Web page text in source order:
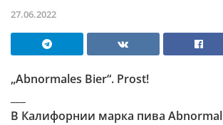
27.06.2022
„Abnormales Bier“. Prost!
В Калифорнии марка пива Abnormal